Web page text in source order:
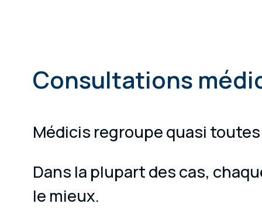
Consultations
Médicis regroupe quasi
Dans la plupart des cas,
le mieux.